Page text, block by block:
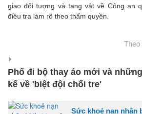
giao đối tượng và tang vật về Công an
điều tra làm rõ theo thẩm quyền.
Phố đi bộ thay áo mới và
kể về 'biệt đội chổi tre'
Sức khoẻ nạn nhân